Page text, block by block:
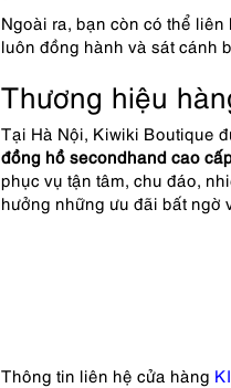
Ngoài ra, bạn còn có thể
luôn đồng hành và sát cánh
Thương hiệu
Tại Hà Nội, Kiwiki Boutique
đồng hồ secondhand cao
phục vụ tận tâm, chu đáo,
hưởng những ưu đãi bất ngờ
Thông tin liên hệ cửa hàng